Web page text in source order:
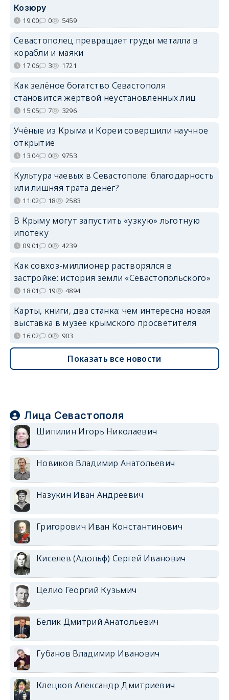
Козюру
19:00 0 5459
Севастополец превращает груды металла в
корабли и маяки
17:06 3 1721
Как зелёное богатство Севастополя
становится жертвой неустановленных лиц
15:05 7 3296
Учёные из Крыма и Кореи совершили научное
открытие
13:04 0 9753
Культура чаевых в Севастополе: благодарность
или лишняя трата денег?
11:02 18 2583
В Крыму могут запустить «узкую» льготную
ипотеку
09:01 0 4239
Как совхоз-миллионер растворялся в
застройке: история земли «Севастопольского»
18:01 19 4894
Карты, книги, два станка: чем интересна новая
выставка в музее крымского просветителя
16:02 0 903
Показать все новости
Лица Севастополя
Шипилин Игорь Николаевич
Новиков Владимир Анатольевич
Назукин Иван Андреевич
Григорович Иван Константинович
Киселев (Адольф) Сергей Иванович
Целио Георгий Кузьмич
Белик Дмитрий Анатольевич
Губанов Владимир Иванович
Клецков Александр Дмитриевич